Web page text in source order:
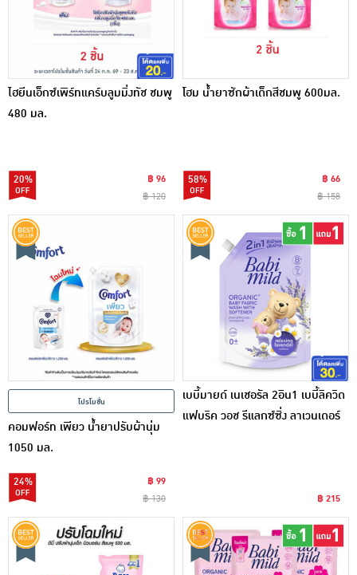
ไฮยีนเอ็กซ์เพิร์ทแคร์บลูมมิ่งทัช ชมพู
480 มล.
20%
฿ 96
฿ 120
โฮม น้ำยาซักผ้าเด็กสีชมพู 600มล.
58%
฿ 66
฿ 158
โปรโมชั่น
คอมฟอร์ท เพียว น้ำยาปรับผ้านุ่ม
1050 มล.
24%
฿ 99
฿ 130
เบบี้มายด์ เนเชอรัล 2อิน1 เบบี้ลิควิด
แฟบริค วอช รีแลกซ์ซิ่ง ลาเวนเดอร์
฿ 215